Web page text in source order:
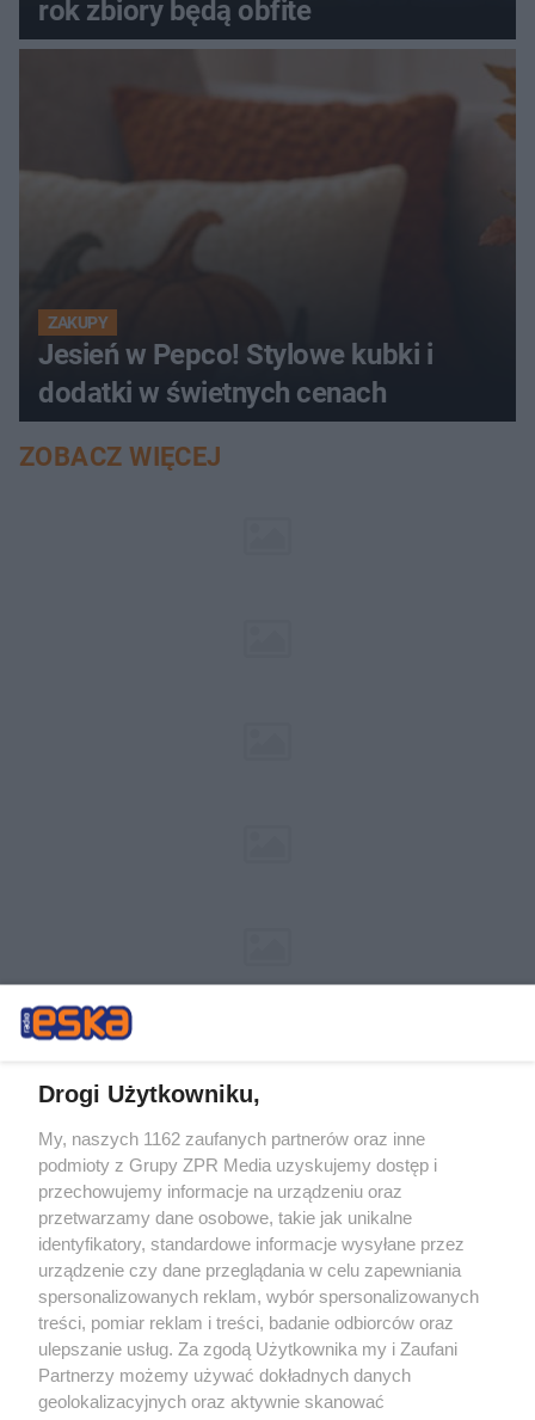
rok zbiory będą obfite
ZAKUPY
Jesień w Pepco! Stylowe kubki i
dodatki w świetnych cenach
ZOBACZ WIĘCEJ
Żaden utwór zamieszczony w serwisie nie może być powielany i
rozpowszechniany lub dalej rozpowszechniany w jakikolwiek sposób (w
tym także elektroniczny lub mechaniczny) na jakimkolwiek polu
eksploatacji w jakiejkolwiek formie, włącznie z umieszczaniem w
Internecie bez pisemnej zgody właściciela praw. Jakiekolwiek użycie lub
wykorzystanie utworów w całości lub w części z naruszeniem prawa,
tzn. bez właściwej zgody, jest zabronione pod groźbą kary i może być
ścigane prawnie.
Drogi Użytkowniku,
My, naszych 1162 zaufanych partnerów oraz inne
podmioty z Grupy ZPR Media uzyskujemy dostęp i
przechowujemy informacje na urządzeniu oraz
przetwarzamy dane osobowe, takie jak unikalne
identyfikatory, standardowe informacje wysyłane przez
urządzenie czy dane przeglądania w celu zapewniania
spersonalizowanych reklam, wybór spersonalizowanych
treści, pomiar reklam i treści, badanie odbiorców oraz
ulepszanie usług. Za zgodą Użytkownika my i Zaufani
Partnerzy możemy używać dokładnych danych
geolokalizacyjnych oraz aktywnie skanować